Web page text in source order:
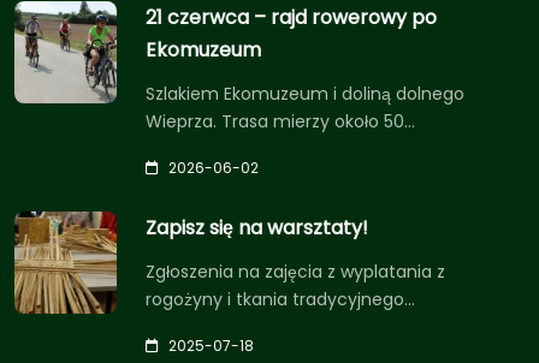
21 czerwca – rajd rowerowy po
Ekomuzeum
Szlakiem Ekomuzeum i doliną dolnego
Wieprza. Trasa mierzy około 50…
2026-06-02
Zapisz się na warsztaty!
Zgłoszenia na zajęcia z wyplatania z
rogożyny i tkania tradycyjnego…
2025-07-18